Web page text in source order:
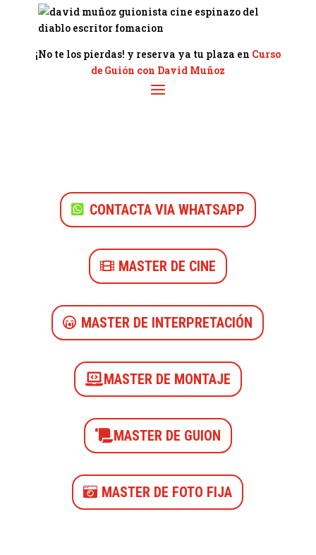
¡No te los pierdas! y reserva ya tu plaza en Curso
de Guión con David Muñoz
CONTACTA VIA WHATSAPP
MASTER DE CINE
MASTER DE INTERPRETACIÓN
MASTER DE MONTAJE
MASTER DE GUION
MASTER DE FOTO FIJA